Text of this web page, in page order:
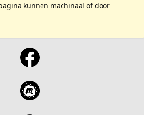
kunnen machinaal of door